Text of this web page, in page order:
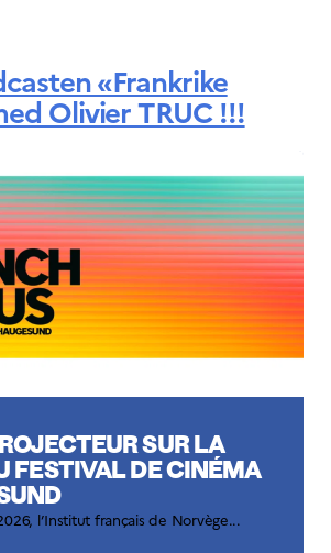
«Frankrike
Olivier TRUC !!!
SUR LA
FESTIVAL DE CINÉMA
l’Institut français de Norvège...